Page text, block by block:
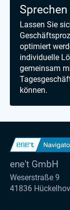
Lassen Sie
optimiert
individuelle
gemeinsam
können.
ene't GmbH
Weserstraße 9
41836